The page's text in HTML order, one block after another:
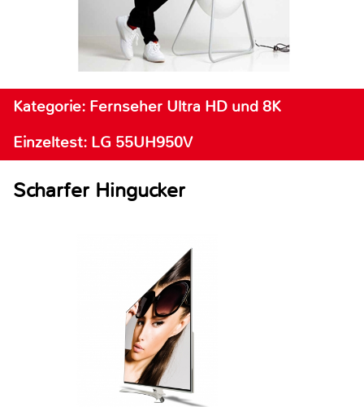
Kategorie: Fernseher Ultra HD und 8K
Einzeltest: LG 55UH950V
Scharfer Hingucker